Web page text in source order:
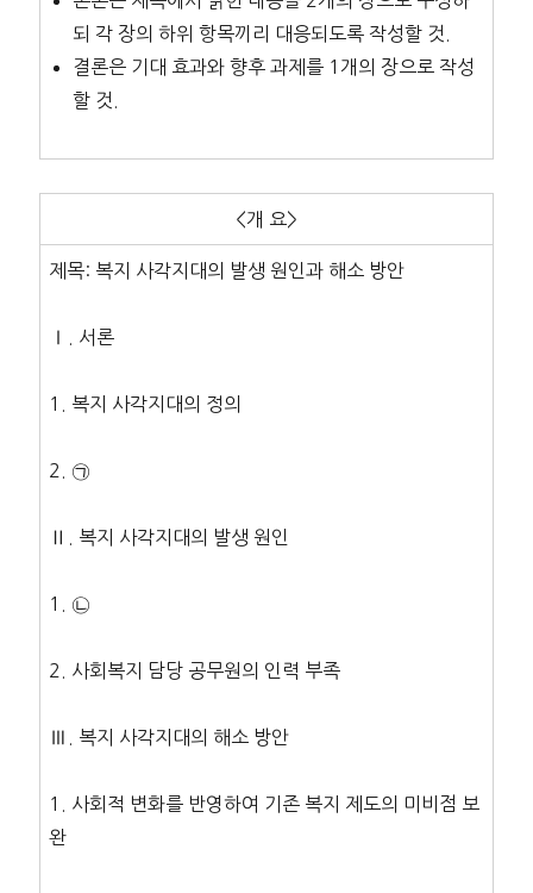
되 각 장의 하위 항목끼리 대응되도록 작성할 것.
결론은 기대 효과와 향후 과제를 1개의 장으로 작성
할 것.
<개 요>
제목: 복지 사각지대의 발생 원인과 해소 방안
Ⅰ. 서론
1. 복지 사각지대의 정의
2. ㉠
Ⅱ. 복지 사각지대의 발생 원인
1. ㉡
2. 사회복지 담당 공무원의 인력 부족
Ⅲ. 복지 사각지대의 해소 방안
1. 사회적 변화를 반영하여 기존 복지 제도의 미비점 보
완